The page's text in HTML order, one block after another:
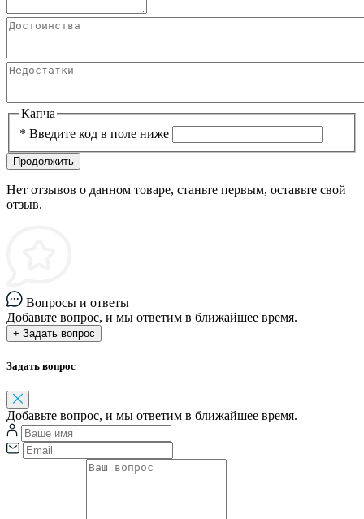
Капча
* Введите код в поле ниже
Продолжить
Нет отзывов о данном товаре, станьте первым, оставьте свой
отзыв.
Вопросы и ответы
Добавьте вопрос, и мы ответим в ближайшее время.
+ Задать вопрос
Задать вопрос
Добавьте вопрос, и мы ответим в ближайшее время.